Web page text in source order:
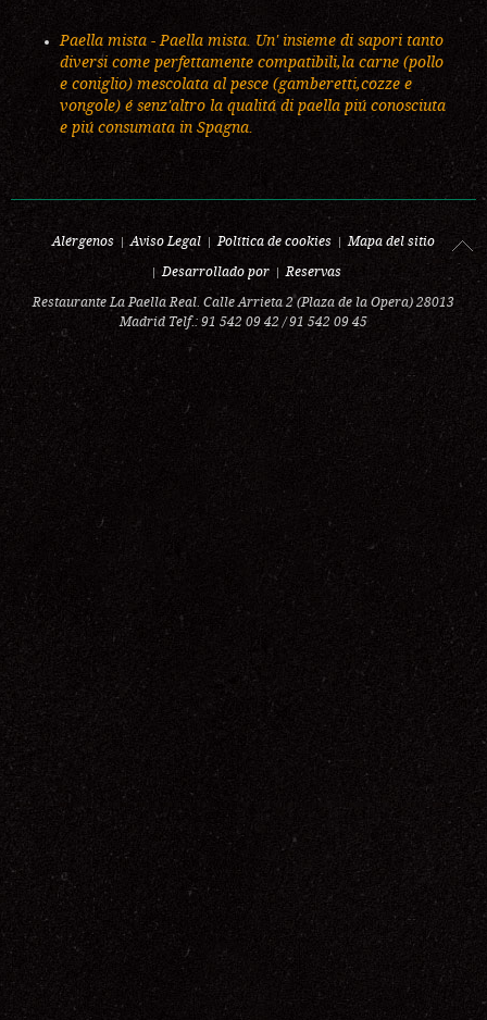
Paella mista - Paella mista. Un' insieme di sapori tanto
diversi come perfettamente compatibili,la carne (pollo
e coniglio) mescolata al pesce (gamberetti,cozze e
vongole) é senz'altro la qualitá di paella piú conosciuta
e piú consumata in Spagna.
Alérgenos Aviso Legal Política de cookies Mapa del sitio
Desarrollado por Reservas
Restaurante La Paella Real. Calle Arrieta 2 (Plaza de la Opera) 28013
Madrid Telf.: 91 542 09 42 / 91 542 09 45